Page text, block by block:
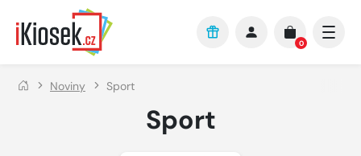
Přejít na hlavní obsah
0
Noviny Sport
Sport